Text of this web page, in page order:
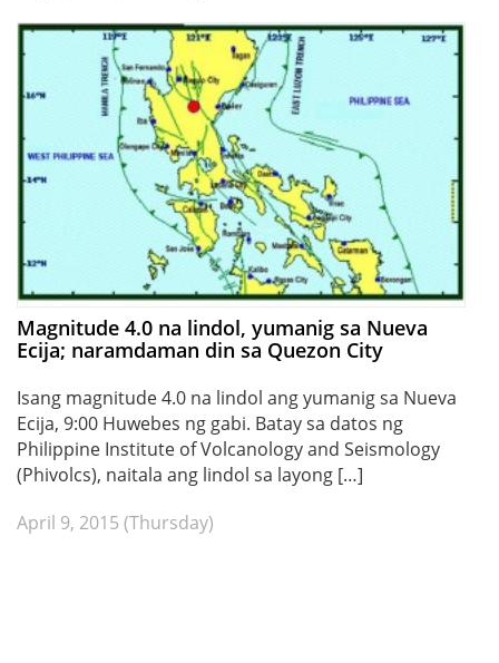
Magnitude 4.0 na lindol, yumanig sa Nueva
Ecija; naramdaman din sa Quezon City
Isang magnitude 4.0 na lindol ang yumanig sa Nueva
Ecija, 9:00 Huwebes ng gabi. Batay sa datos ng
Philippine Institute of Volcanology and Seismology
(Phivolcs), naitala ang lindol sa layong […]
April 9, 2015 (Thursday)